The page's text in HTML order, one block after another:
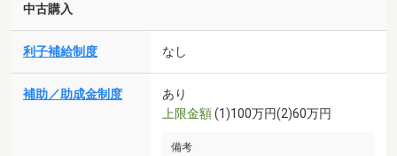
中古購入
利子補給制度 なし
補助／助成金制度
あり
上限金額(1)100万円(2)60万円
備考